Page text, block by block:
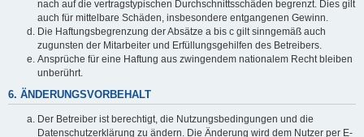
nach auf die vertragstypischen Durchschnittsschäden begrenzt. Dies gilt
auch für mittelbare Schäden, insbesondere entgangenen Gewinn.
Die Haftungsbegrenzung der Absätze a bis c gilt sinngemäß auch
zugunsten der Mitarbeiter und Erfüllungsgehilfen des Betreibers.
Ansprüche für eine Haftung aus zwingendem nationalem Recht bleiben
unberührt.
6. ÄNDERUNGSVORBEHALT
Der Betreiber ist berechtigt, die Nutzungsbedingungen und die
Datenschutzerklärung zu ändern. Die Änderung wird dem Nutzer per E-